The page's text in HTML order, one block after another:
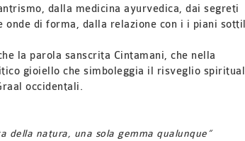
dalla medicina ayurvedica, dai segreti
onde di forma, dalla relazione con i i piani
la parola sanscrita Cintamani, che nella
gioiello che simboleggia il risveglio
occidentali.
della natura, una sola gemma qualunque”